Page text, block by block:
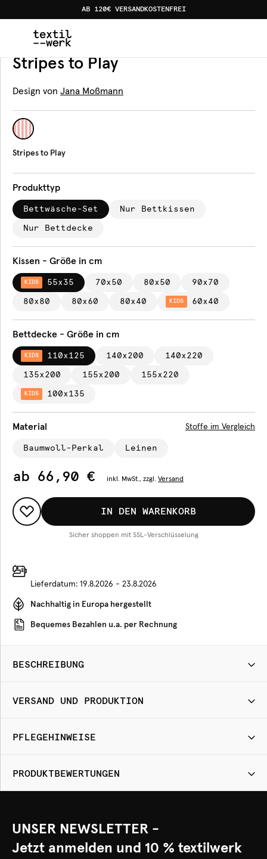
AB 120€ VERSANDKOSTENFREI
Produkte Bettwäsche Stripes to Play
Bettwäsche
Stripes to Play
Design von Jana Moßmann
Stripes to Play
Produkttyp
Bettwäsche-Set Nur Bettkissen
Nur Bettdecke
Kissen - Größe in cm
KIDS 55x35 70x50 80x50 90x70
80x80 80x60 80x40 KIDS 60x40
Bettdecke - Größe in cm
KIDS 110x125 140x200 140x220
135x200 155x200 155x220
KIDS 100x135
Material Stoffe im Vergleich
Baumwoll-Perkal Leinen
ab 66,90 € inkl. MwSt., zzgl. Versand
IN DEN WARENKORB
Sicher shoppen mit SSL-Verschlüsselung
Lieferdatum: 19.8.2026 - 23.8.2026
Nachhaltig in Europa hergestellt
Bequemes Bezahlen u.a. per Rechnung
BESCHREIBUNG
VERSAND UND PRODUKTION
PFLEGEHINWEISE
PRODUKTBEWERTUNGEN
UNSER NEWSLETTER -
Jetzt anmelden und 10 % textilwerk